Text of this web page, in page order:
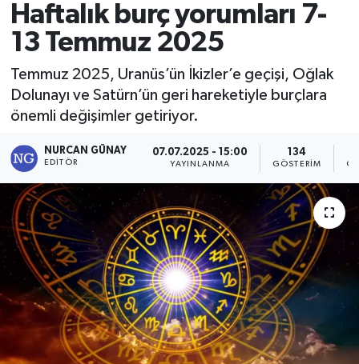
Haftalık burç yorumları 7-
13 Temmuz 2025
Temmuz 2025, Uranüs’ün İkizler’e geçişi, Oğlak
Dolunayı ve Satürn’ün geri hareketiyle burçlara
önemli değişimler getiriyor.
NURCAN GÜNAY
EDITÖR
07.07.2025 - 15:00
YAYINLANMA
134
GÖSTERIM
Bölge
Çavdarhisar
Domaniç
Eğitim
Ekonomi
Emet
Foto Galeri
Son Dakika Haberleri
Haber Arşivi